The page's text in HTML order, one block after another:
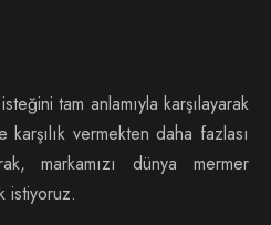
tam anlamıyla karşılayarak
vermekten daha fazlası
markamızı dünya mermer
istiyoruz.